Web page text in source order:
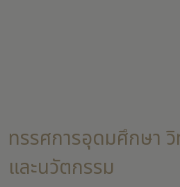
ทรรศการอุดมศึกษา
และนวัตกรรม